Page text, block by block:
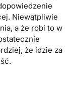
Niewątpliwie
a że robi to w
że idzie za